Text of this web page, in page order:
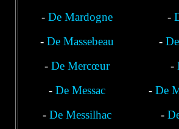
-De Mardogne -
-De Massebeau -
-De Mercœur -
-De Messac
Laroquebrou
- De
-De Messilhac -